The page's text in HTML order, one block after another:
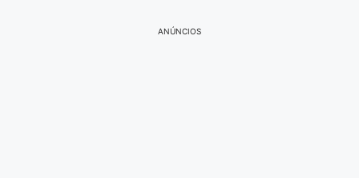
ANÚNCIOS